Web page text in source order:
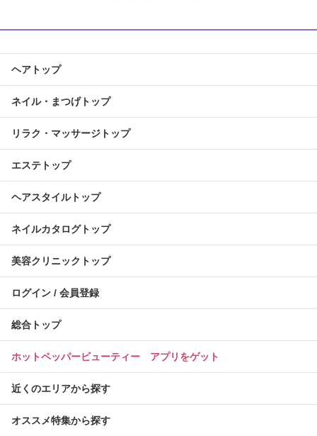
ヘアトップ
ネイル・まつげトップ
リラク・マッサージトップ
エステトップ
ヘアスタイルトップ
ネイルカタログトップ
美容クリニックトップ
ログイン / 会員登録
総合トップ
ホットペッパービューティー アプリをゲット
近くのエリアから探す
オススメ特集から探す